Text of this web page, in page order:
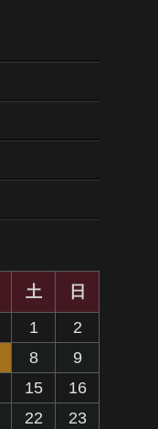
土
日
1
2
8
9
15
16
22
23